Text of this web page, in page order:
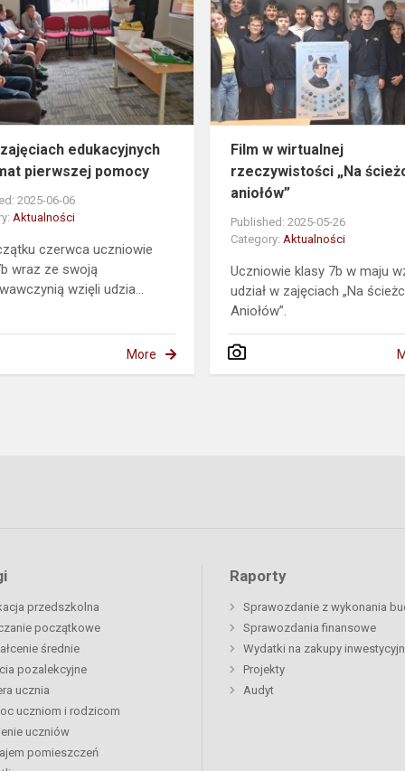
zajęciach
edukacyjnych
na
temat
pierwszej
pomocy
edukacyjnych
pierwszej pomocy
2025-06-06
Aktualności
czerwca uczniowie
wraz ze swoją
wzięli udzia...
More
Film w wirtualnej
rzeczywistości „Na
aniołów”
Published: 2025-05-26
Category:Aktualności
Uczniowie klasy 7b w maju
udział w zajęciach „Na
Aniołów”.
przedszkolna
początkowe
średnie
pozalekcyjne
ucznia
uczniom i rodzicom
uczniów
pomieszczeń
Raporty
Sprawozdanie z wykonania
Sprawozdania finansowe
Wydatki na zakupy
Projekty
Audyt